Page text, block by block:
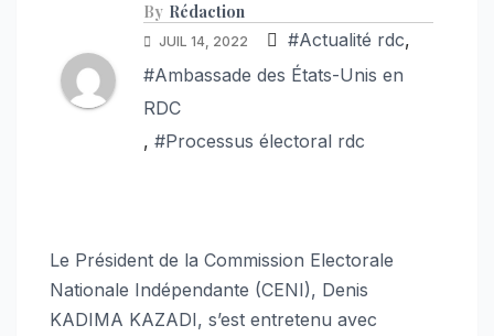
By Rédaction
JUIL 14, 2022 #Actualité rdc,
#Ambassade des États-Unis en
RDC
, #Processus électoral rdc
Le Président de la Commission Electorale
Nationale Indépendante (CENI), Denis
KADIMA KAZADI, s’est entretenu avec